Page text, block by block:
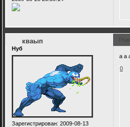
кваып
Нуб
Зарегистрирован: 2009-08-13
а а
0